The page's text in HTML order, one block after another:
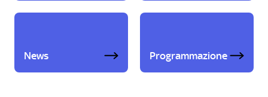
News Programmazione